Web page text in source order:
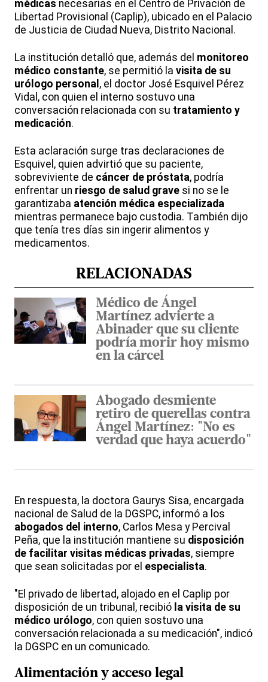
médicas necesarias en el Centro de Privación de
Libertad Provisional (Caplip), ubicado en el Palacio
de Justicia de Ciudad Nueva, Distrito Nacional.
La institución detalló que, además del monitoreo
médico constante, se permitió la visita de su
urólogo personal , el doctor José Esquivel Pérez
Vidal, con quien el interno sostuvo una
conversación relacionada con su tratamiento y
medicación.
Esta aclaración surge tras declaraciones de
Esquivel, quien advirtió que su paciente,
sobreviviente de cáncer de próstata, podría
enfrentar un riesgo de salud grave si no se le
garantizaba atención médica especializada
mientras permanece bajo custodia. También dijo
que tenía tres días sin ingerir alimentos y
medicamentos.
RELACIONADAS
Médico de Ángel
Martínez advierte a
Abinader que su cliente
podría morir hoy mismo
en la cárcel
Abogado desmiente
retiro de querellas contra
Ángel Martínez: "No es
verdad que haya acuerdo"
En respuesta, la doctora Gaurys Sisa, encargada
nacional de Salud de la DGSPC, informó a los
abogados del interno, Carlos Mesa y Percival
Peña, que la institución mantiene su disposición
de facilitar visitas médicas privadas, siempre
que sean solicitadas por el especialista.
"El privado de libertad, alojado en el Caplip por
disposición de un tribunal, recibió la visita de su
médico urólogo, con quien sostuvo una
conversación relacionada a su medicación", indicó
la DGSPC en un comunicado.
Alimentación y acceso legal